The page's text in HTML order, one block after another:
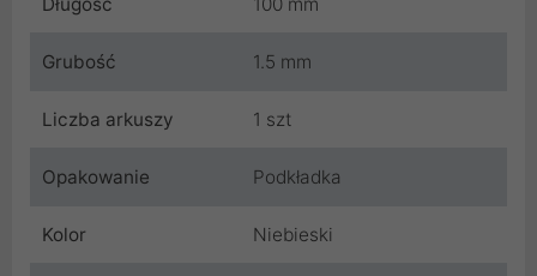
Długość 100 mm
Grubość 1.5 mm
Liczba arkuszy 1 szt
Opakowanie Podkładka
Kolor Niebieski